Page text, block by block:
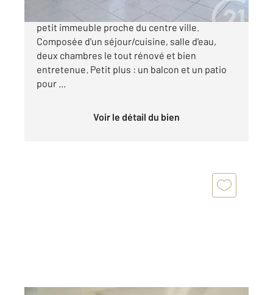
Appartement de type 3 sis au 1er étage d'un
petit immeuble proche du centre ville.
Composée d'un séjour/cuisine, salle d'eau,
deux chambres le tout rénové et bien
entretenue. Petit plus : un balcon et un patio
pour ...
Voir le détail du bien